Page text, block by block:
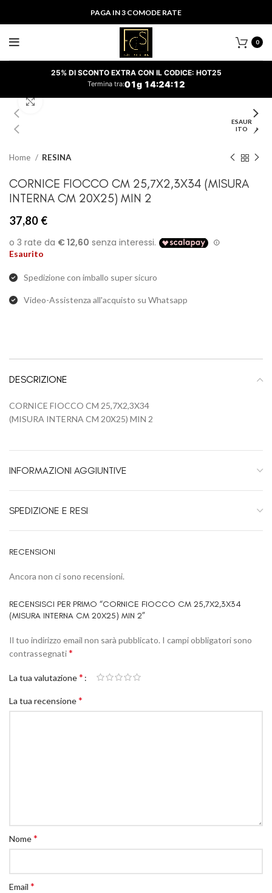
PAGA IN 3 COMODE RATE
0
25% DI SCONTO EXTRA CON IL CODICE: HOT25
Termina tra:01g 14:24:12
ESAUR
ITO
Home RESINA
CORNICE FIOCCO CM 25,7X2,3X34 (MISURA
INTERNA CM 20X25) MIN 2
37,80 €
Esaurito
Spedizione con imballo super sicuro
Video-Assistenza all'acquisto su Whatsapp
DESCRIZIONE
CORNICE FIOCCO CM 25,7X2,3X34
(MISURA INTERNA CM 20X25) MIN 2
INFORMAZIONI AGGIUNTIVE
SPEDIZIONE E RESI
RECENSIONI
Ancora non ci sono recensioni.
RECENSISCI PER PRIMO “CORNICE FIOCCO CM 25,7X2,3X34
(MISURA INTERNA CM 20X25) MIN 2”
Il tuo indirizzo email non sarà pubblicato. I campi obbligatori sono
contrassegnati*
La tua valutazione*
La tua recensione*
Nome*
Email *